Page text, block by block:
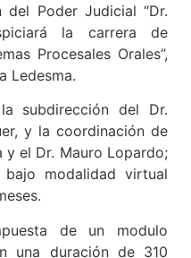
del Poder Judicial “Dr.
la carrera de
Procesales Orales”,
Ledesma.
subdirección del Dr.
y la coordinación de
y el Dr. Mauro Lopardo;
modalidad virtual
de un modulo
una duración de 310